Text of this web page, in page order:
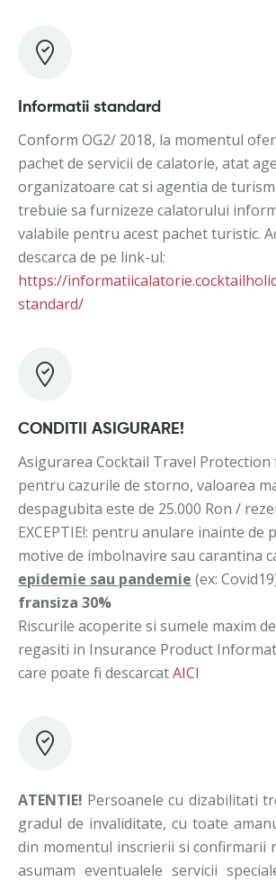
Informatii standard
Conform OG2/ 2018, la momentul
pachet de servicii de calatorie, atat
organizatoare cat si agentia de
trebuie sa furnizeze calatorului
valabile pentru acest pachet turistic.
descarca de pe link-ul:
https://
standard/
CONDITII ASIGURARE!
Asigurarea Cocktail Travel Protection
pentru cazurile de storno, valoarea
despagubita este de 25.000 Ron /
EXCEPTIE!: pentru anulare inainte de
motive de imbolnavire sau carantina
epidemie sau pandemie (ex:
fransiza 30%
Riscurile acoperite si sumele maxim
regasiti in Insurance Product
care poate fi descarcatAICI
ATENTIE! Persoanele cu dizabilitati
gradul de invaliditate, cu toate
din momentul inscrierii si confirmarii
asumam eventualele servicii